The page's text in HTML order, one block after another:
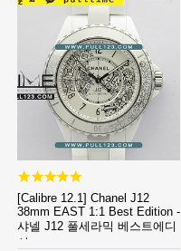
[Calibre 12.1] Chanel J12
38mm EAST 1:1 Best Edition -
샤넬 J12 풀세라믹 베스트에디
션